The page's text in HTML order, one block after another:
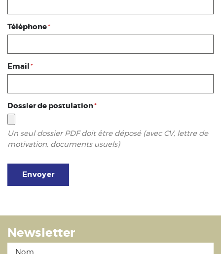
Téléphone*
Email*
Dossier de postulation*
Un seul dossier PDF doit être déposé (avec CV, lettre de
motivation, documents usuels)
Envoyer
Newsletter